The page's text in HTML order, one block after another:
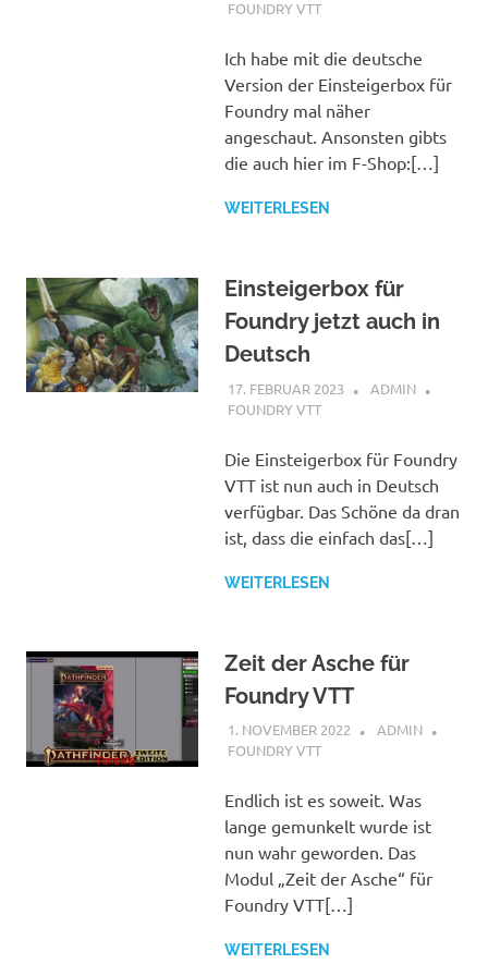
FOUNDRY VTT
Ich habe mit die deutsche
Version der Einsteigerbox für
Foundry mal näher
angeschaut. Ansonsten gibts
die auch hier im F-Shop:[…]
WEITERLESEN
Einsteigerbox für
Foundry jetzt auch in
Deutsch
17. FEBRUAR 2023
ADMIN
FOUNDRY VTT
Die Einsteigerbox für Foundry
VTT ist nun auch in Deutsch
verfügbar. Das Schöne da dran
ist, dass die einfach das[…]
WEITERLESEN
Zeit der Asche für
Foundry VTT
1. NOVEMBER 2022
ADMIN
FOUNDRY VTT
Endlich ist es soweit. Was
lange gemunkelt wurde ist
nun wahr geworden. Das
Modul „Zeit der Asche“ für
Foundry VTT[…]
WEITERLESEN